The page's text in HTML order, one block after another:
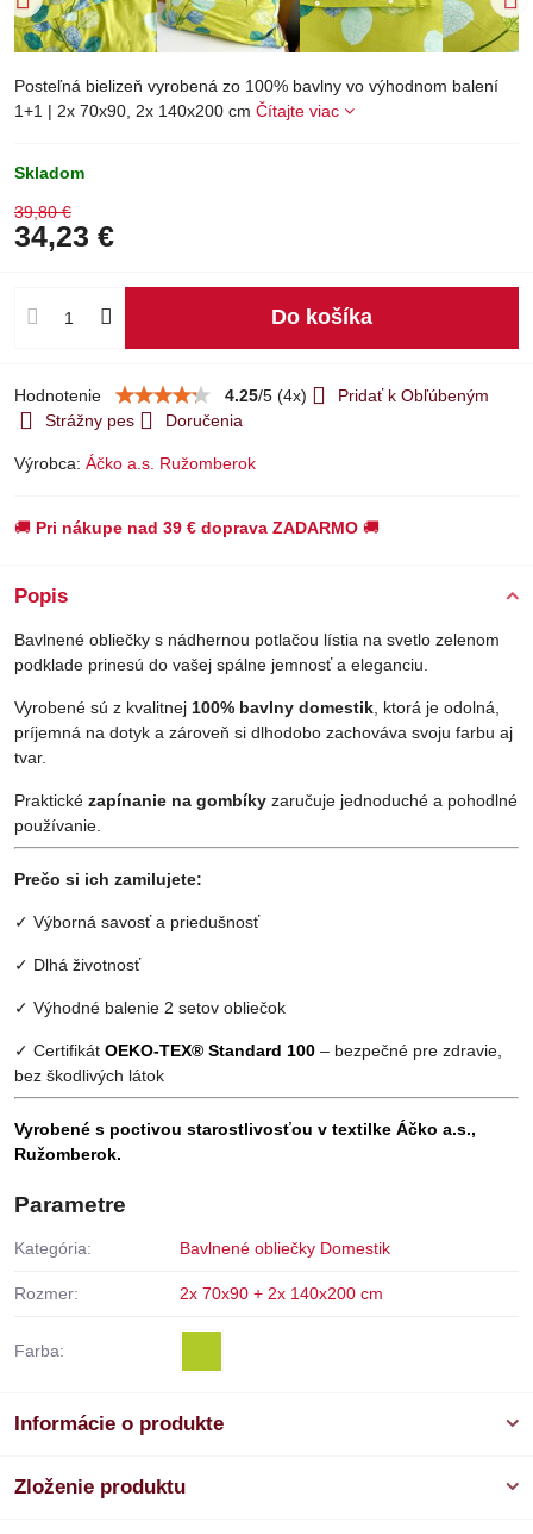
Posteľná bielizeň vyrobená zo 100% bavlny vo výhodnom balení
1+1 | 2x 70x90, 2x 140x200 cm Čítajte viac
Skladom
39,80 €
34,23 €
Do košíka
Hodnotenie 4.25/5 (4x)
Pridať k Obľúbeným
Strážny pes
Doručenia
Výrobca: Áčko a.s. Ružomberok
🚚 Pri nákupe nad 39 € doprava ZADARMO 🚚
Popis
Bavlnené obliečky s nádhernou potlačou lístia na svetlo zelenom
podklade prinesú do vašej spálne jemnosť a eleganciu.
Vyrobené sú z kvalitnej 100% bavlny domestik , ktorá je odolná,
príjemná na dotyk a zároveň si dlhodobo zachováva svoju farbu aj
tvar.
Praktické zapínanie na gombíky zaručuje jednoduché a pohodlné
používanie.
Prečo si ich zamilujete:
✓ Výborná savosť a priedušnosť
✓ Dlhá životnosť
✓ Výhodné balenie 2 setov obliečok
✓ Certifikát OEKO-TEX® Standard 100 – bezpečné pre zdravie,
bez škodlivých látok
Vyrobené s poctivou starostlivosťou v textilke Áčko a.s.,
Ružomberok.
Parametre
Kategória: Bavlnené obliečky Domestik
Rozmer: 2x 70x90 + 2x 140x200 cm
Farba:
Informácie o produkte
Zloženie produktu